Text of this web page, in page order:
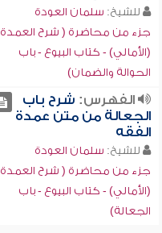
للشيخ: سلمان العودة
جزء من محاضرة ( شرح العمدة
(الأمالي) - كتاب البيوع - باب
الحوالة والضمان)
الفهرس: شرح باب
الجعالة من متن عمدة
الفقه
للشيخ: سلمان العودة
جزء من محاضرة ( شرح العمدة
(الأمالي) - كتاب البيوع - باب
الجعالة)